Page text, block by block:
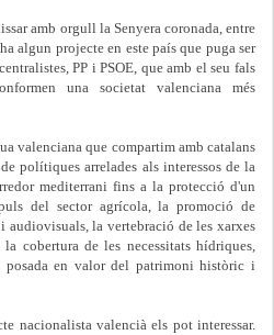
amb orgull la Senyera coronada, entre
algun projecte en este país que puga ser
PP i PSOE, que amb el seu fals
una societat valenciana més
valenciana que compartim amb catalans
polítiques arrelades als interessos de la
mediterrani fins a la protecció d'un
del sector agrícola, la promoció de
la vertebració de les xarxes
cobertura de les necessitats hídriques,
en valor del patrimoni històric i
nacionalista valencià els pot interessar.